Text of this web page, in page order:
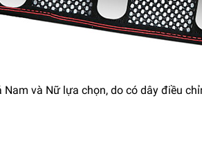
Nam và Nữ lựa chọn, do có dây điều